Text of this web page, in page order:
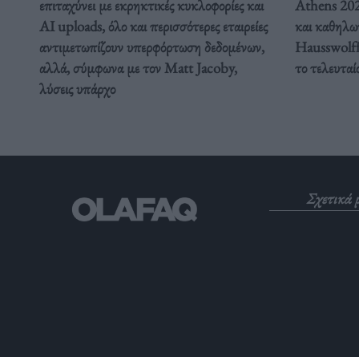
επιταχύνει με εκρηκτικές κυκλοφορίες και
AI uploads, όλο και περισσότερες εταιρείες
αντιμετωπίζουν υπερφόρτωση δεδομένων,
αλλά, σύμφωνα με τον Matt Jacoby,
λύσεις υπάρχο
Athens
και
το
Σχετικά